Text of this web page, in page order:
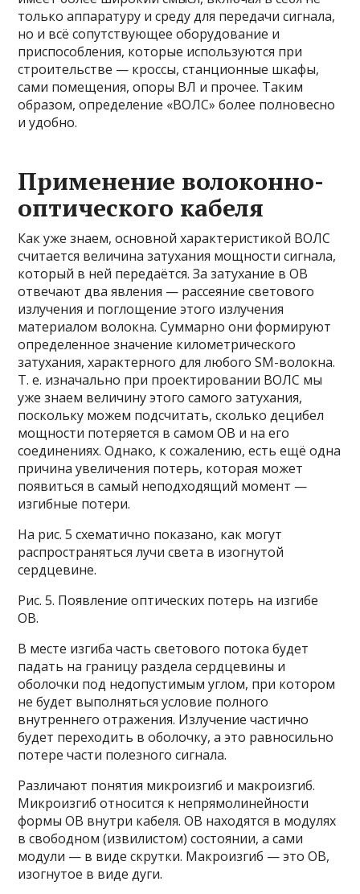
только аппаратуру и среду для передачи сигнала,
но и всё сопутствующее оборудование и
приспособления, которые используются при
строительстве — кроссы, станционные шкафы,
сами помещения, опоры ВЛ и прочее. Таким
образом, определение «ВОЛС» более полновесно
и удобно.
Применение волоконно-
оптического кабеля
Как уже знаем, основной характеристикой ВОЛС
считается величина затухания мощности сигнала,
который в ней передаётся. За затухание в ОВ
отвечают два явления — рассеяние светового
излучения и поглощение этого излучения
материалом волокна. Суммарно они формируют
определенное значение километрического
затухания, характерного для любого SM-волокна.
Т. е. изначально при проектировании ВОЛС мы
уже знаем величину этого самого затухания,
поскольку можем подсчитать, сколько децибел
мощности потеряется в самом ОВ и на его
соединениях. Однако, к сожалению, есть ещё одна
причина увеличения потерь, которая может
появиться в самый неподходящий момент —
изгибные потери.
На рис. 5 схематично показано, как могут
распространяться лучи света в изогнутой
сердцевине.
Рис. 5. Появление оптических потерь на изгибе
ОВ.
В месте изгиба часть светового потока будет
падать на границу раздела сердцевины и
оболочки под недопустимым углом, при котором
не будет выполняться условие полного
внутреннего отражения. Излучение частично
будет переходить в оболочку, а это равносильно
потере части полезного сигнала.
Различают понятия микроизгиб и макроизгиб.
Микроизгиб относится к непрямолинейности
формы ОВ внутри кабеля. ОВ находятся в модулях
в свободном (извилистом) состоянии, а сами
модули — в виде скрутки. Макроизгиб — это ОВ,
изогнутое в виде дуги.